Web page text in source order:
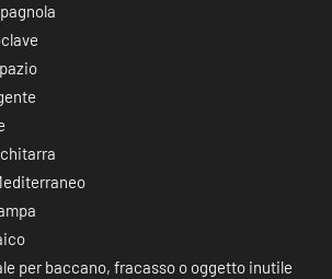
per baccano, fracasso o oggetto inutile